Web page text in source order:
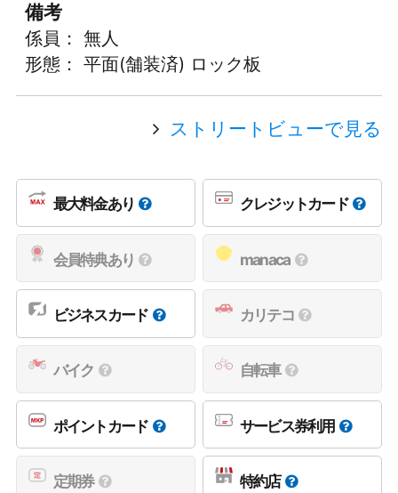
備考
係員： 無人
形態： 平面(舗装済) ロック板
ストリートビューで見る
最大料金あり クレジットカード
会員特典あり manaca
ビジネスカード カリテコ
バイク 自転車
ポイントカード サービス券利用
定期券 特約店